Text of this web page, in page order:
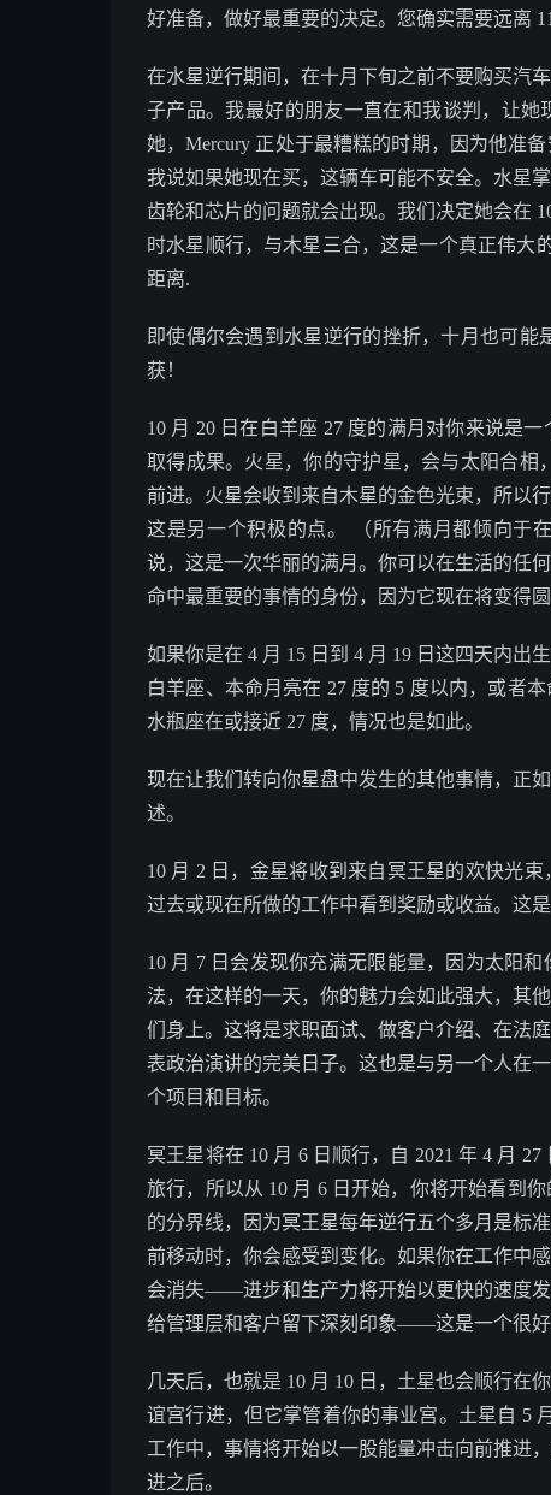
好准备，做好最重要的决定。您确实需要远离
在水星逆行期间，在十月下旬之前不要购买汽
子产品。我最好的朋友一直在和我谈判，让
她，Mercury 正处于最糟糕的时期，因为他准
我说如果她现在买，这辆车可能不安全。水星
齿轮和芯片的问题就会出现。我们决定她会在
时水星顺行，与木星三合，这是一个真正伟大
距离.
即使偶尔会遇到水星逆行的挫折，十月也可
获！
10 月 20 日在白羊座 27 度的满月对你来说是
取得成果。火星，你的守护星，会与太阳合相
前进。火星会收到来自木星的金色光束，所以
这是另一个积极的点。 （所有满月都倾向于
说，这是一次华丽的满月。你可以在生活的
命中最重要的事情的身份，因为它现在将变得圆
如果你是在 4 月 15 日到 4 月 19 日这四天内出
白羊座、本命月亮在 27 度的 5 度以内，或者
水瓶座在或接近 27 度，情况也是如此。
现在让我们转向你星盘中发生的其他事情，正
述。
10 月 2 日，金星将收到来自冥王星的欢快光
过去或现在所做的工作中看到奖励或收益。这
10 月 7 日会发现你充满无限能量，因为太阳
法，在这样的一天，你的魅力会如此强大，其
们身上。这将是求职面试、做客户介绍、在法
表政治演讲的完美日子。这也是与另一个人在
个项目和目标。
冥王星将在 10 月 6 日顺行，自 2021 年 4 月
旅行，所以从 10 月 6 日开始，你将开始看到
的分界线，因为冥王星每年逆行五个多月是标
前移动时，你会感受到变化。如果你在工作中
会消失——进步和生产力将开始以更快的速度
给管理层和客户留下深刻印象——这是一个很好
几天后，也就是 10 月 10 日，土星也会顺行在
谊宫行进，但它掌管着你的事业宫。土星自 5
工作中，事情将开始以一股能量冲击向前推进
进之后。